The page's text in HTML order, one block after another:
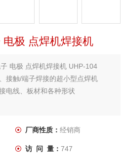
极 点焊机焊接机
电极 点焊机焊接机 UHP-104
接触/端子焊接的超小型点焊机
电线、板材和各种形状
厂商性质： 经销商
访 问 量： 747